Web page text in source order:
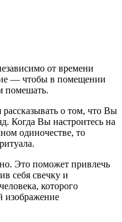
от времени
— чтобы в помещении
помешать.
о том, что Вы
Когда Вы настроитесь на
одиночестве, то
Это поможет привлечь
себя свечку и
которого
изображение